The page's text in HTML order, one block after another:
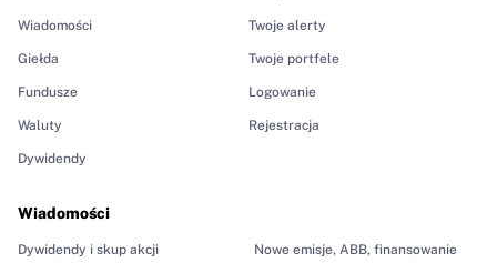
Wiadomości
Giełda
Fundusze
Waluty
Dywidendy
Wiadomości
Dywidendy i skup akcji Nowe emisje, ABB, finansowanie
Twoje alerty
Twoje portfele
Logowanie
Rejestracja